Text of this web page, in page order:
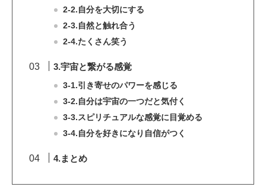
2-2.自分を大切にする
2-3.自然と触れ合う
2-4.たくさん笑う
3.宇宙と繋がる感覚
3-1.引き寄せのパワーを感じる
3-2.自分は宇宙の一つだと気付く
3-3.スピリチュアルな感覚に目覚める
3-4.自分を好きになり自信がつく
4.まとめ